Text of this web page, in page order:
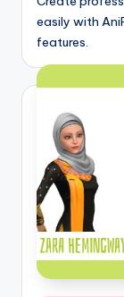
easily with
features.